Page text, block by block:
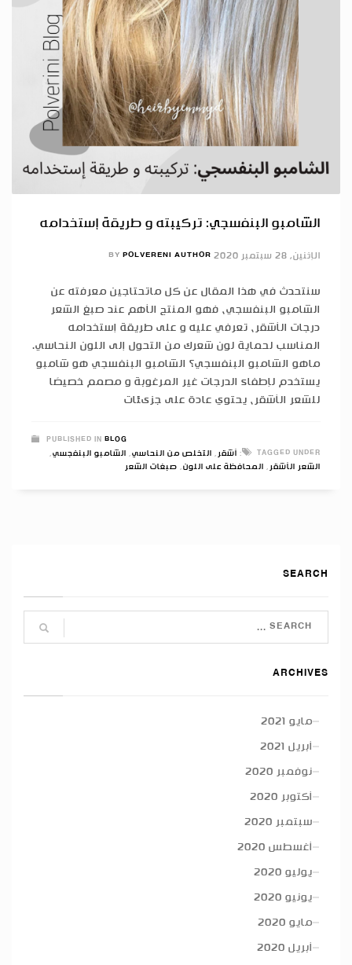
الشامبو البنفسجي: تركيبته و طريقة إستخدامه
الإثنين, 28 سبتمبر 2020 BY POLVERENI AUTHOR
سنتحدث في هذا المقال عن كل ماتحتاجين معرفته عن
الشامبو البنفسجي، فهو المنتج الأهم عند صبغ الشعر
درجات الأشقر، تعرفي عليه و على طريقة إستخدامه
المناسب لحماية لون شعرك من التحول إلى اللون النحاسي.
ماهو الشامبو البنفسجي؟ الشامبو البنفسجي هو شامبو
يستخدم لإطفاء الدرجات غير المرغوبة و مصمم خصيصًا
للشعر الأشقر، يحتوي عادة على جزىئات
PUBLISHED IN BLOG
TAGGED UNDER:
أشقر, التخلص من النحاسي, الشامبو البنفجسي,
الشعر الأشقر, المحافظة على اللون, صبغات الشعر
SEARCH
ARCHIVES
مايو 2021
أبريل 2021
نوفمبر 2020
أكتوبر 2020
سبتمبر 2020
أغسطس 2020
يوليو 2020
يونيو 2020
مايو 2020
أبريل 2020